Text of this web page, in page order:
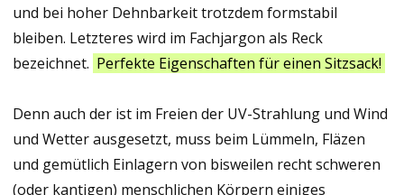
und bei hoher Dehnbarkeit trotzdem formstabil
bleiben. Letzteres wird im Fachjargon als Reck
bezeichnet. Perfekte Eigenschaften für einen Sitzsack!
Denn auch der ist im Freien der UV-Strahlung und Wind
und Wetter ausgesetzt, muss beim Lümmeln, Fläzen
und gemütlich Einlagern von bisweilen recht schweren
(oder kantigen) menschlichen Körpern einiges